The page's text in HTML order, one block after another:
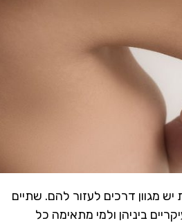
מגוון דרכים לעזור להם. שתיים
ביניהן ולמי מתאימה כל